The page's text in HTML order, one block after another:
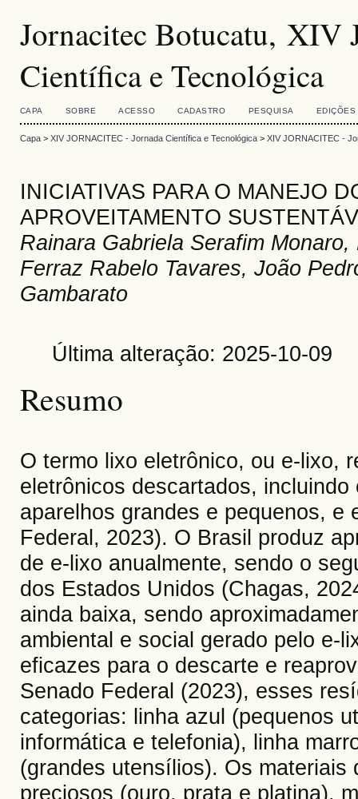
Jornacitec Botucatu, XIV
Científica e Tecnológica
CAPA SOBRE ACESSO CADASTRO PESQUISA EDIÇÕES
Capa> XIV JORNACITEC - Jornada Científica e Tecnológica> XIV JORNACITEC -
INICIATIVAS PARA O MANEJO
APROVEITAMENTO
Rainara Gabriela Serafim
Ferraz Rabelo Tavares, João
Gambarato
Última alteração: 2025-10-09
Resumo
O termo lixo eletrônico, ou e-lixo,
eletrônicos descartados,
aparelhos grandes e pequenos, e
Federal, 2023). O Brasil produz
de e-lixo anualmente, sendo o
dos Estados Unidos (Chagas,
ainda baixa, sendo
ambiental e social gerado pelo e-
eficazes para o descarte e
Senado Federal (2023), esses
categorias: linha azul (pequenos
informática e telefonia), linha
(grandes utensílios). Os materiais
preciosos (ouro, prata e platina),